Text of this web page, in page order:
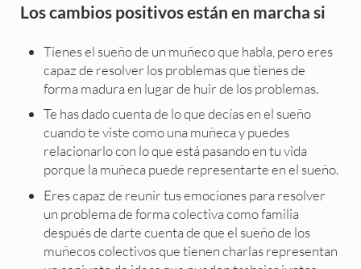
Los cambios positivos están en marcha si
Tienes el sueño de un muñeco que habla, pero eres
capaz de resolver los problemas que tienes de
forma madura en lugar de huir de los problemas.
Te has dado cuenta de lo que decías en el sueño
cuando te viste como una muñeca y puedes
relacionarlo con lo que está pasando en tu vida
porque la muñeca puede representarte en el sueño.
Eres capaz de reunir tus emociones para resolver
un problema de forma colectiva como familia
después de darte cuenta de que el sueño de los
muñecos colectivos que tienen charlas representan